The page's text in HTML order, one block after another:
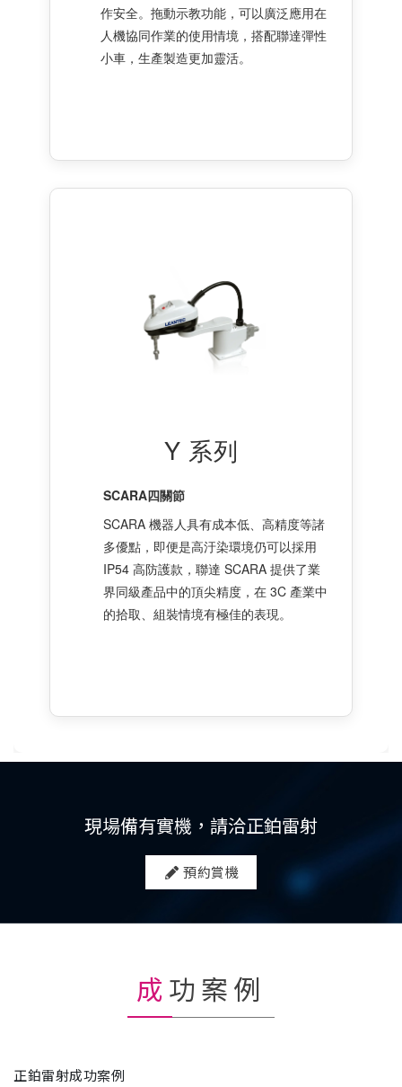
作安全。拖動示教功能，可以廣泛應用在
人機協同作業的使用情境，搭配聯達彈性
小車，生產製造更加靈活。
Y 系列
SCARA四關節
SCARA 機器人具有成本低、高精度等諸
多優點，即便是高汙染環境仍可以採用
IP54 高防護款，聯達 SCARA 提供了業
界同級產品中的頂尖精度，在 3C 產業中
的拾取、組裝情境有極佳的表現。
現場備有實機，請洽正鉑雷射
預約賞機
成功案例
正鉑雷射成功案例